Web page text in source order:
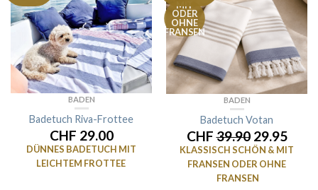
BADEN
Badetuch Riva-Frottee
CHF 29.00
DÜNNES BADETUCH MIT
LEICHTEM FROTTEE
MIT
ODER
OHNE
FRANSEN
BADEN
Badetuch Votan
CHF39.9029.95
KLASSISCH SCHÖN & MIT
FRANSEN ODER OHNE
FRANSEN